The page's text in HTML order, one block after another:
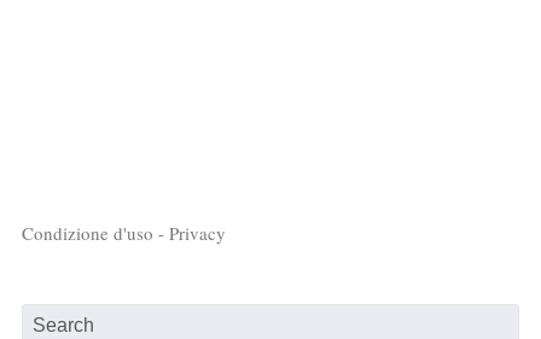
Condizione d'uso - Privacy